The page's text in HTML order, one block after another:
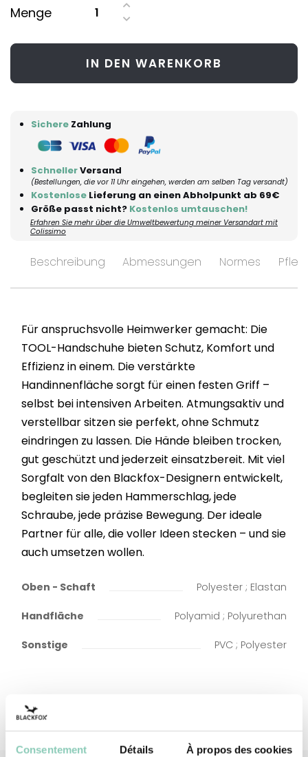
Consentement Détails À propos des cookies
Menge
IN DEN WARENKORB
Sichere Zahlung
SchnellerVersand
(Bestellungen, die vor 11 Uhr eingehen, werden am selben Tag versandt)
Kostenlose Lieferung an einen Abholpunkt ab 69€
Größe passt nicht? Kostenlos umtauschen!
Erfahren Sie mehr über die Umweltbewertung meiner Versandart mit
Colissimo
Beschreibung Abmessungen Normes
Für anspruchsvolle Heimwerker gemacht: Die
TOOL-Handschuhe bieten Schutz, Komfort und
Effizienz in einem. Die verstärkte
Handinnenfläche sorgt für einen festen Griff –
selbst bei intensiven Arbeiten. Atmungsaktiv und
verstellbar sitzen sie perfekt, ohne Schmutz
eindringen zu lassen. Die Hände bleiben trocken,
gut geschützt und jederzeit einsatzbereit. Mit viel
Sorgfalt von den Blackfox-Designern entwickelt,
begleiten sie jeden Hammerschlag, jede
Schraube, jede präzise Bewegung. Der ideale
Partner für alle, die voller Ideen stecken – und sie
auch umsetzen wollen.
Oben - Schaft Polyester ; Elastan
Handfläche Polyamid ; Polyurethan
Sonstige PVC ; Polyester